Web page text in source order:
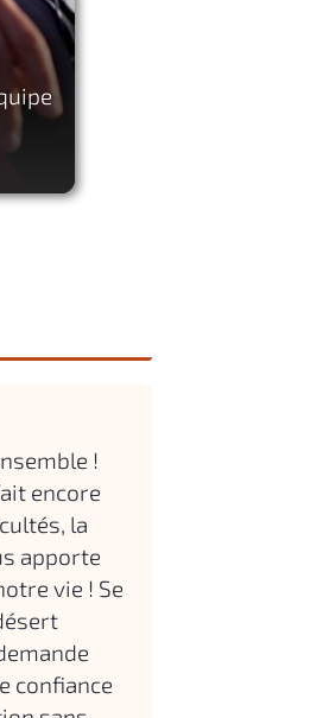
!
encore
la
apporte
vie ! Se
confiance